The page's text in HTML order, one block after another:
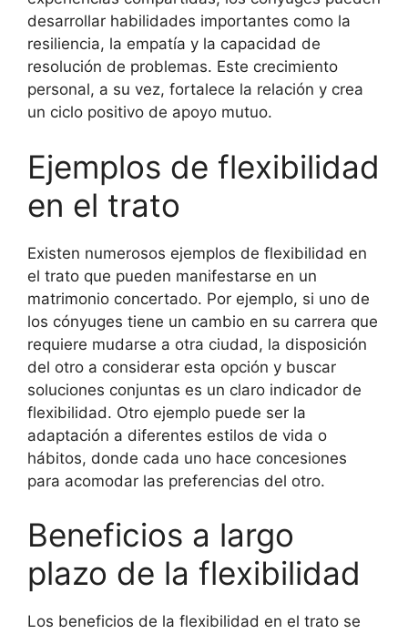
desarrollar habilidades importantes como la
resiliencia, la empatía y la capacidad de
resolución de problemas. Este crecimiento
personal, a su vez, fortalece la relación y crea
un ciclo positivo de apoyo mutuo.
Ejemplos de flexibilidad
en el trato
Existen numerosos ejemplos de flexibilidad en
el trato que pueden manifestarse en un
matrimonio concertado. Por ejemplo, si uno de
los cónyuges tiene un cambio en su carrera que
requiere mudarse a otra ciudad, la disposición
del otro a considerar esta opción y buscar
soluciones conjuntas es un claro indicador de
flexibilidad. Otro ejemplo puede ser la
adaptación a diferentes estilos de vida o
hábitos, donde cada uno hace concesiones
para acomodar las preferencias del otro.
Beneficios a largo
plazo de la flexibilidad
Los beneficios de la flexibilidad en el trato se